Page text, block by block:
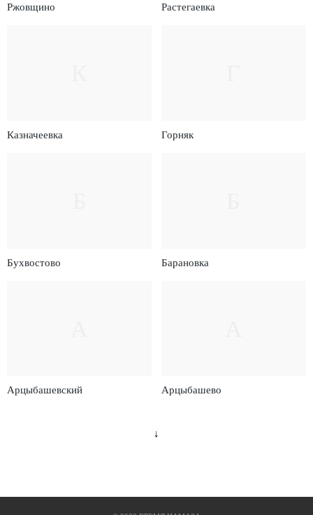
Ржовщино Растегаевка
Казначеевка Горняк
Бухвостово Барановка
Арцыбашевский Арцыбашево
↓